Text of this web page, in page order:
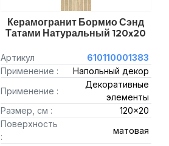
Керамогранит Бормио Сэнд
Татами Натуральный 120x20
Артикул
610110001383
Применение :
Напольный декор
Применение :
Декоративные
элементы
Размер, см :
120x20
Поверхность
:
матовая